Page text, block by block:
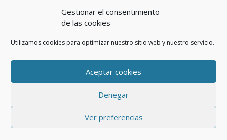
Gestionar el consentimiento
de las cookies
Utilizamos cookies para optimizar nuestro sitio web y nuestro servicio.
Aceptar cookies
Denegar
Ver preferencias
principios de 2020
POLÍTICA DE PRIVACIDAD
Política de cookies (UE)
© 2026 Blog De Mercedes-Benz En Español
GeneratePress